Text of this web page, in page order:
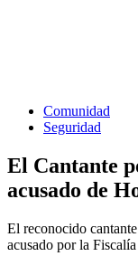
Comunidad
Seguridad
El Cantante
acusado de
El reconocido
acusado por la